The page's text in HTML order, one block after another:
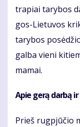
tra­piai ta­ry­bos
gos-Lie­tu­vos
ta­ry­bos
gal­ba vie­ni
ma­mai.
Apie ge­rą dar­bą
Prieš rug­pjū­čio